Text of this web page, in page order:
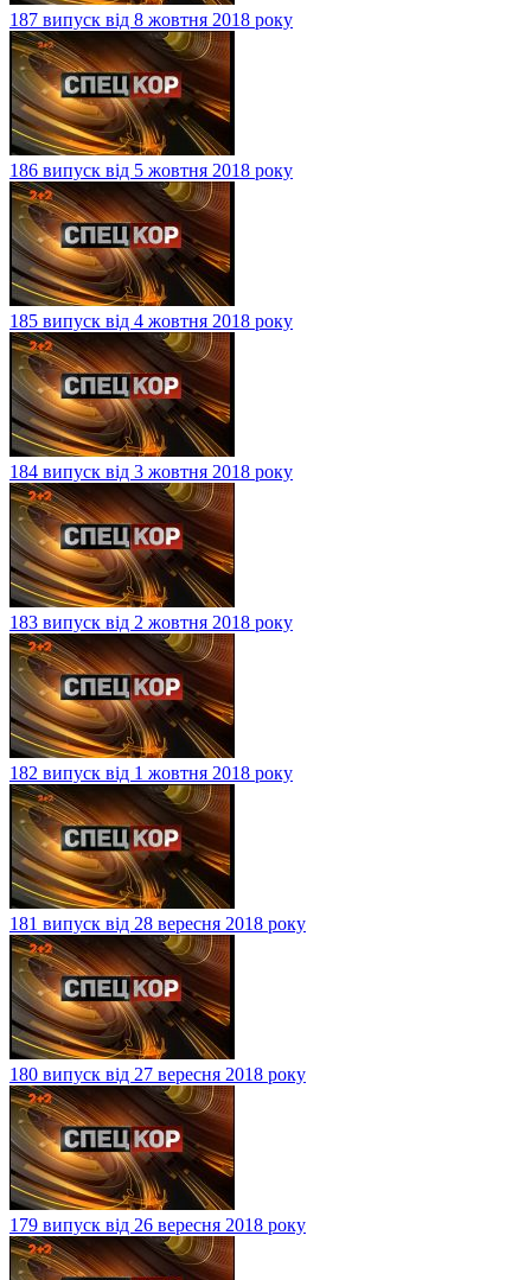
187 випуск від 8 жовтня 2018 року
186 випуск від 5 жовтня 2018 року
185 випуск від 4 жовтня 2018 року
184 випуск від 3 жовтня 2018 року
183 випуск від 2 жовтня 2018 року
182 випуск від 1 жовтня 2018 року
181 випуск від 28 вересня 2018 року
180 випуск від 27 вересня 2018 року
179 випуск від 26 вересня 2018 року